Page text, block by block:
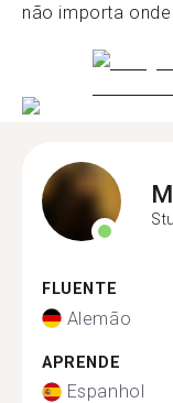
não importa
FLUENTE
Alemão
APRENDE
Espanhol